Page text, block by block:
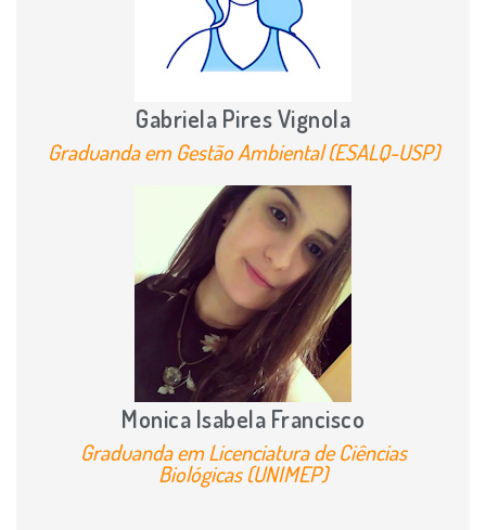
Gabriela Pires Vignola
Graduanda em Gestão Ambiental (ESALQ-USP)
Monica Isabela Francisco
Graduanda em Licenciatura de Ciências
Biológicas (UNIMEP)